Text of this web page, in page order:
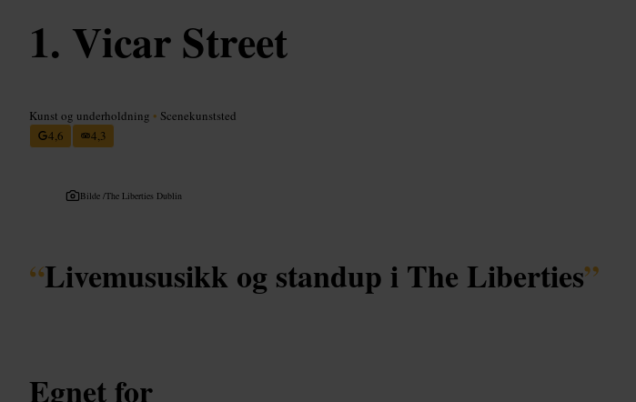
Vicar Street
Kunst og underholdning • Scenekunststed
4,6
4,3
Bilde /The Liberties Dublin
“Livemususikk og standup i The Liberties”
Egnet for